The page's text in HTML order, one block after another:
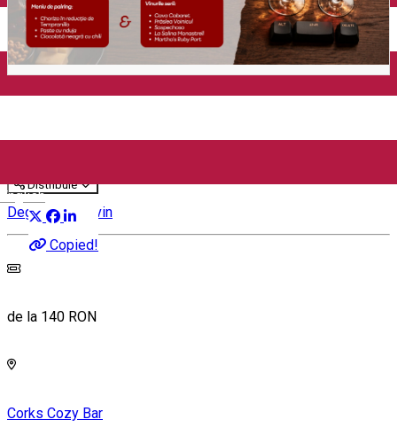
English
(București)
Distribuie
Copied!
Degustare de vin
de la 140 RON
Corks Cozy Bar